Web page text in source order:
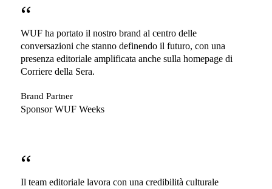
“
WUF ha portato il nostro brand al centro delle
conversazioni che stanno definendo il futuro, con una
presenza editoriale amplificata anche sulla homepage di
Corriere della Sera.
Brand Partner
Sponsor WUF Weeks
“
Il team editoriale lavora con una credibilità culturale